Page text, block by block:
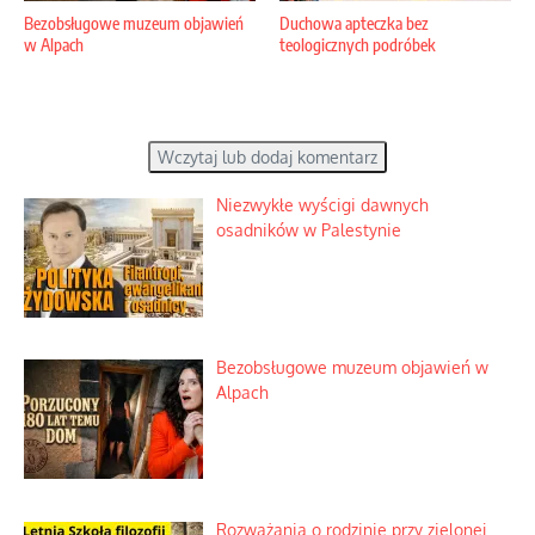
Bezobsługowe muzeum objawień
w Alpach
Duchowa apteczka bez
teologicznych podróbek
Wczytaj lub dodaj komentarz
Niezwykłe wyścigi dawnych
osadników w Palestynie
Bezobsługowe muzeum objawień w
Alpach
Rozważania o rodzinie przy zielonej